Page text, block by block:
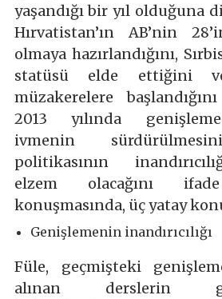
yaşandığı bir yıl olduğuna
Hırvatistan’ın AB’nin
olmaya hazırlandığını,
statüsü elde ettiğini
müzakerelere
2013 yılında
ivmenin
politikasının
elzem olacağını
konuşmasında, üç yatay
Genişlemenin inandırıcılığı
Füle, geçmişteki
alınan derslerin